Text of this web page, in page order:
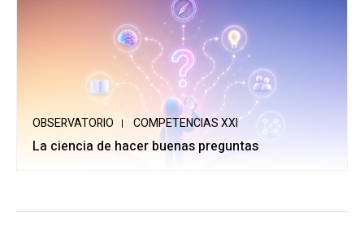
OBSERVATORIO COMPETENCIAS XXI
La ciencia de hacer buenas preguntas